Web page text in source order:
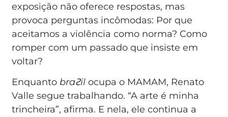
exposição não oferece respostas, mas
provoca perguntas incômodas: Por que
aceitamos a violência como norma? Como
romper com um passado que insiste em
voltar?
Enquanto braꙄil ocupa o MAMAM, Renato
Valle segue trabalhando. “A arte é minha
trincheira”, afirma. E nela, ele continua a